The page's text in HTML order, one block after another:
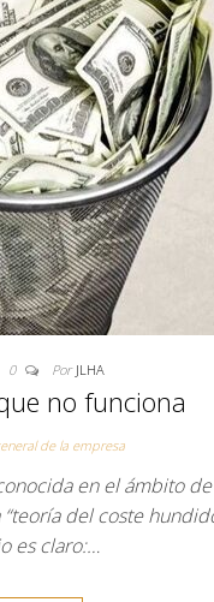
0 Por JLHA
no funciona
de la empresa
en el ámbito
del coste
es claro:…